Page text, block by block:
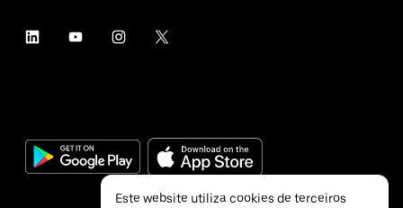
Este website utiliza cookies de terceiros